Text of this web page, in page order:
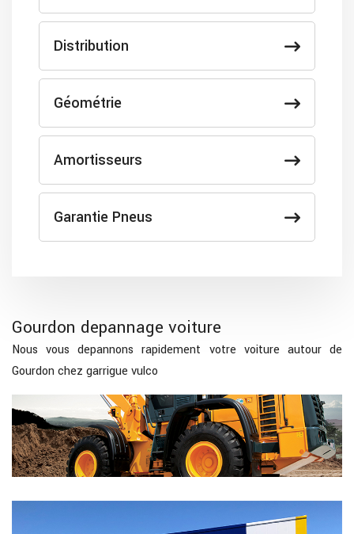
Distribution
Géométrie
Amortisseurs
Garantie Pneus
Gourdon depannage voiture
Nous vous depannons rapidement votre voiture autour de
Gourdon chez garrigue vulco